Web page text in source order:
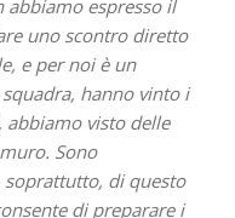
abbiamo espresso il
uno scontro diretto
e per noi è un
hanno vinto i
visto delle
Sono
soprattutto, di questo
di preparare i